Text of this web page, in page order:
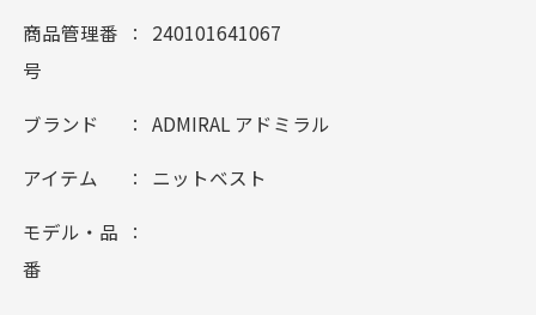
商品管理番
号
240101641067
ブランド ADMIRAL アドミラル
アイテム ニットベスト
モデル・品
番